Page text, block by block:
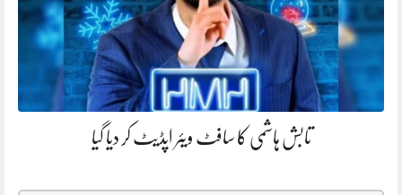
تابش ہاشمی کا سافٹ ویئر اپڈیٹ کر دیا گیا